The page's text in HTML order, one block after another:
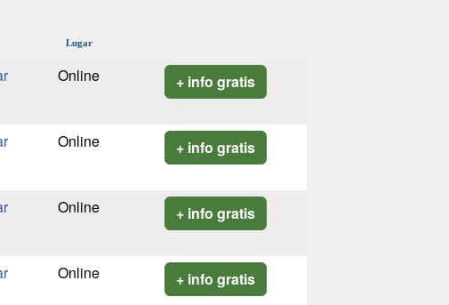
Lugar
Online + info gratis
Online + info gratis
Online + info gratis
Online + info gratis